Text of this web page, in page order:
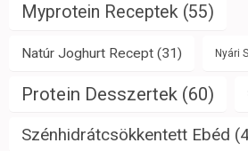
Myprotein Receptek (55)
Natúr Joghurt Recept (31) Nyári
Protein Desszertek (60)
Szénhidrátcsökkentett Ebéd